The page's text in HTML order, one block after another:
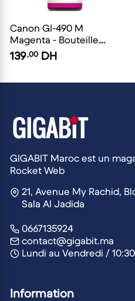
Canon GI-490 M
Magenta - Bouteille
d'encre Canon d'origine
139,00 DH
GIGABIT Maroc est un
Rocket Web
21, Avenue My Rachid,
Sala Al Jadida
0667135924
contact@gigabit.ma
Lundi au Vendredi /
Information